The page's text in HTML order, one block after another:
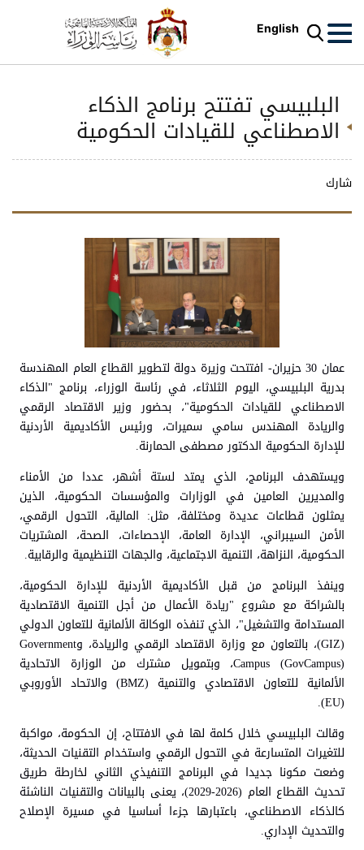
English
البلبيسي تفتتح برنامج الذكاء
الاصطناعي للقيادات الحكومية
شارك
عمان 30 حزيران- افتتحت وزيرة دولة لتطوير القطاع العام المهندسة
بدرية البلبيسي، اليوم الثلاثاء، في رئاسة الوزراء، برنامج "الذكاء
الاصطناعي للقيادات الحكومية"، بحضور وزير الاقتصاد الرقمي
والريادة المهندس سامي سميرات، ورئيس الأكاديمية الأردنية
للإدارة الحكومية الدكتور مصطفى الحمارنة.
ويستهدف البرنامج، الذي يمتد لستة أشهر، عددا من الأمناء
والمديرين العامين في الوزارات والمؤسسات الحكومية، الذين
يمثلون قطاعات عديدة ومختلفة، مثل: المالية، التحول الرقمي،
الأمن السيبراني، الإدارة العامة، الإحصاءات، الصحة، المشتريات
الحكومية، النزاهة، التنمية الاجتماعية، والجهات التنظيمية والرقابية.
وينفذ البرنامج من قبل الأكاديمية الأردنية للإدارة الحكومية،
بالشراكة مع مشروع "ريادة الأعمال من أجل التنمية الاقتصادية
المستدامة والتشغيل"، الذي تنفذه الوكالة الألمانية للتعاون الدولي
(GIZ)، بالتعاون مع وزارة الاقتصاد الرقمي والريادة، وGovernment
Campus (GovCampus)، وبتمويل مشترك من الوزارة الاتحادية
الألمانية للتعاون الاقتصادي والتنمية (BMZ) والاتحاد الأوروبي
(EU).
وقالت البلبيسي خلال كلمة لها في الافتتاح، إن الحكومة، مواكبة
للتغيرات المتسارعة في التحول الرقمي واستخدام التقنيات الحديثة،
وضعت مكونا جديدا في البرنامج التنفيذي الثاني لخارطة طريق
تحديث القطاع العام (2026-2029)، يعنى بالبيانات والتقنيات الناشئة
كالذكاء الاصطناعي، باعتبارها جزءا أساسيا في مسيرة الإصلاح
والتحديث الإداري.